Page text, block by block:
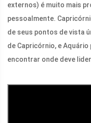
externos) é muito mais
pessoalmente.
de seus pontos de vista
de Capricórnio, e
encontrar onde deve